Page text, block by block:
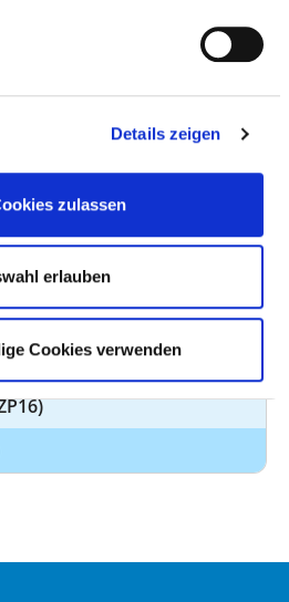
Details zeigen
zulassen
erlauben
Cookies verwenden
(ZP14)
(ZP28)